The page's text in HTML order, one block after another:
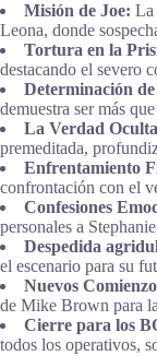
Misión de Joe: La
Leona, donde
Tortura en la
destacando el severo
Determinación
demuestra ser más
La Verdad
premeditada,
Enfrentamiento
confrontación con el
Confesiones
personales a
Despedida
el escenario para su
Nuevos
de Mike Brown para
Cierre para los
todos los operativos,